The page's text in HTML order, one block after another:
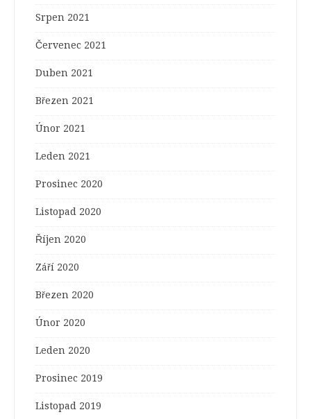
Srpen 2021
Červenec 2021
Duben 2021
Březen 2021
Únor 2021
Leden 2021
Prosinec 2020
Listopad 2020
Říjen 2020
Září 2020
Březen 2020
Únor 2020
Leden 2020
Prosinec 2019
Listopad 2019